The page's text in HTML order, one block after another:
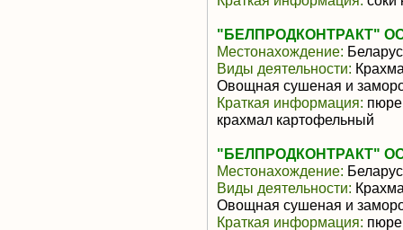
"БЕЛПРОДКОНТРАКТ"
Местонахождение:
Виды деятельности:
Овощная сушеная и
Краткая информация: пюре
крахмал картофельный
"БЕЛПРОДКОНТРАКТ"
Местонахождение:
Виды деятельности:
Овощная сушеная и
Краткая информация: пюре